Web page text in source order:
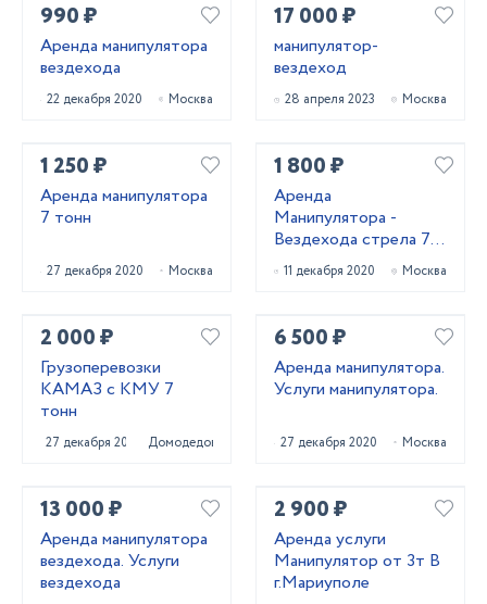
990 ₽
Аренда манипулятора
вездехода
22 декабря 2020 Москва
17 000 ₽
манипулятор-
вездеход
28 апреля 2023 Москва
1 250 ₽
Аренда манипулятора
7 тонн
27 декабря 2020 Москва
1 800 ₽
Аренда
Манипулятора -
Вездехода стрела 7
тонн
11 декабря 2020 Москва
2 000 ₽
Грузоперевозки
КАМАЗ с КМУ 7
тонн
27 декабря 2021 Домодедово
6 500 ₽
Аренда манипулятора.
Услуги манипулятора.
27 декабря 2020 Москва
13 000 ₽
Аренда манипулятора
вездехода. Услуги
вездехода
2 900 ₽
Аренда услуги
Манипулятор от 3т В
г.Мариуполе